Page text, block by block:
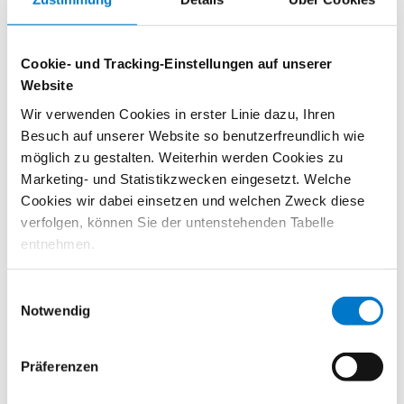
Cookie- und Tracking-Einstellungen auf unserer
Website
Wir verwenden Cookies in erster Linie dazu, Ihren
Besuch auf unserer Website so benutzerfreundlich wie
möglich zu gestalten. Weiterhin werden Cookies zu
Marketing- und Statistikzwecken eingesetzt. Welche
Cookies wir dabei einsetzen und welchen Zweck diese
verfolgen, können Sie der untenstehenden Tabelle
entnehmen.
erforderliche Cookies gespeichert. Wenn Sie nur einzelne
" auf Ihre Bedürfnisse anpassen.
Durch Bestätigen des Buttons „
“ willigen
Notwendig
Präferenzen
(Petersilie,Sellerie, Zwiebel, Basilikum, Dill, Majoran,
Calciumsalze der Speisefettsäuren, Folsäure, Kaliumjodat.
Nährwerttabelle
Verwandte Artikel